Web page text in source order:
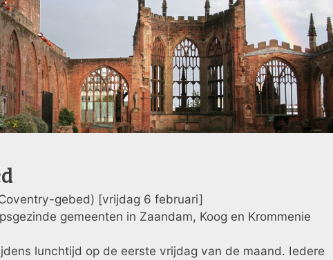
gebed) [vrijdag 6 februari]
gemeenten in Zaandam, Koog en Krommenie
lunchtijd op de eerste vrijdag van de maand. Iedere